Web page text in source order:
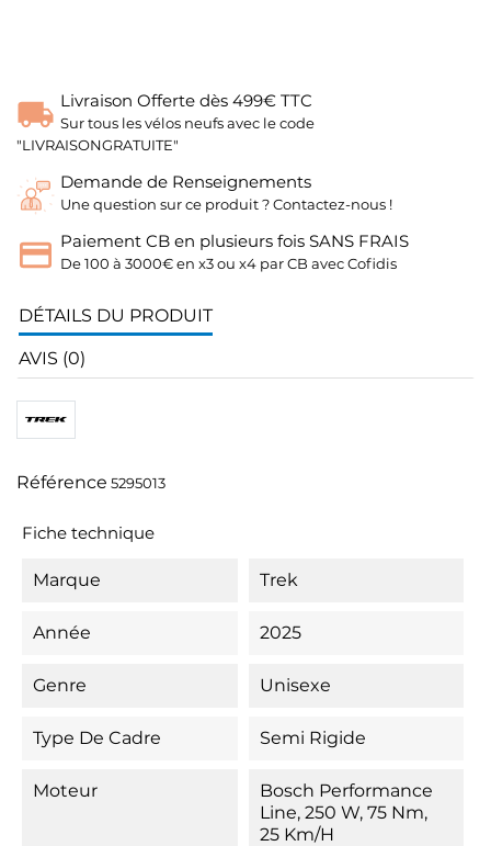
Livraison Offerte dès 499€ TTC
Sur tous les vélos neufs avec le code
"LIVRAISONGRATUITE"
Demande de Renseignements
Une question sur ce produit ? Contactez-nous !
Paiement CB en plusieurs fois SANS FRAIS
De 100 à 3000€ en x3 ou x4 par CB avec Cofidis
DÉTAILS DU PRODUIT
AVIS (0)
Référence 5295013
Fiche technique
Marque Trek
Année 2025
Genre Unisexe
Type De Cadre Semi Rigide
Moteur
Bosch Performance
Line, 250 W, 75 Nm,
25 Km/h